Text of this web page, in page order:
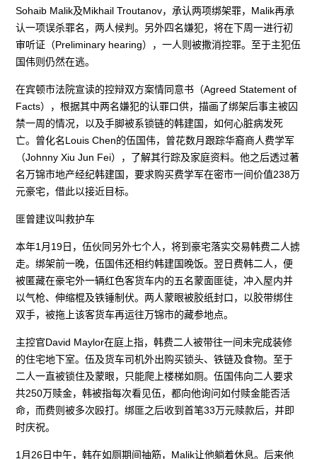
Sohaib Malik及Mikhail Troutanov，承认两项绑架罪，Malik再承
认一项误杀罪名，两人候判。另外四名嫌犯，将在下周一进行初
审听证（Preliminary hearing），一人则被撒消控罪。至于主犯伍
国伟则仍然在逃。
在宾顿市法院宣读的控辩双方案情同意书（Agreed Statement of
Facts），根据其中两名嫌犯的认罪口供，描画了绑架后事主被囚
禁一周的情况，以及手脚被系锁链的韩建国，如何心脏病发死
亡。曾化名Louis Chen的伍国伟，曾花数月跟踪华裔商人费学军
（Johnny Xiu Jun Fei），了解其行踪及家庭资料。他之后透过著
名万锦市地产经纪韩建国，要求购买费学军在密市一间价值238万
元豪宅，借此以接近目标。
匪曾建议叫救护车
本年1月19日，伍伙同另外七个人，将到豪宅落实交易韩费二人掳
走。绑架前一晚，伍国伟还相约韩建国晚饭。翌日费韩二人，便
被匿藏在豪宅外一辆红色客货车内的五名蒙面匪徒，冲入屋内并
以气枪、伸缩棍及铁锤制伏。两人蒙眼被胶纸封口，以胶带绑住
双手，被拖上该客货车再运往万锦市的藏参地点。
主控官David Maylor在庭上指，韩费二人被带往一间未完成装修
的住宅地下室。伍及货车司机外出购买锁头、铁链及食物。至于
二人一直被锁住及蒙眼，只能爬上楼梯如厕。伍国伟向二人要求
共250万赎金，韩被指每次看见伍，都向他询问如付赎金能否活
命，而费则被多次殴打。绑匪之后收到首笔33万元赎款后，并即
时庆祝。
1月26日中午，韩在如厕期间抽筋，Malik让他躺着休息。后来他